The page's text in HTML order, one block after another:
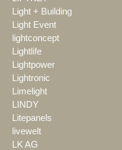
Light + Building
Light Event
lightconcept
Lightlife
Lightpower
Lightronic
Limelight
LINDY
Litepanels
livewelt
LK AG